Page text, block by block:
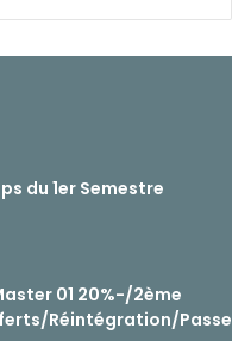
du 1er Semestre
01 20%-/2ème
Réintégration/